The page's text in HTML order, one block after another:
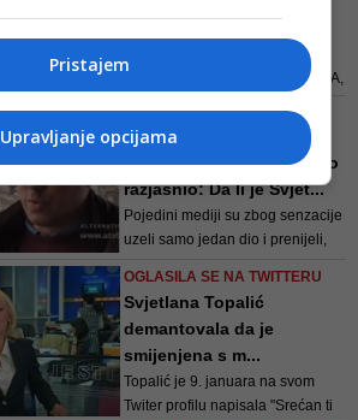
Sindikata
novu kandidaturu za
Kada je u pitanju budućnost SDA,
kandidaturu za predsjednika ove
stranke. Kongres SDA na kojem
će biti izabrano novo rukovodstvo
bit će održan u maju ove godine
VIDEO/ JE LI JOJ ČESTITKA
'DOŠLA GLAVE'
Urednik IP BHT-a konačno
razjasnio: Da li je Svjet...
Pojedini mediji su zbog senzacije
uzeli samo jedan dio i prenijeli,
kaže Radoja
OGLASILA SE NA TWITTERU
Svjetlana Topalić
demantovala da je
smijenjena s m...
Topalić je 9. januara na svom
Twiter profilu napisala "Srećan ti
Pristajem
Upravljanje opcijama